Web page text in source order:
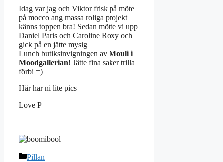
Idag var jag och Viktor frisk på möte
på mocco ang massa roliga projekt
känns toppen bra! Sedan mötte vi upp
Daniel Paris och Caroline Roxy och
gick på en jätte mysig
Lunch butiksinvigningen av Mouli i
Moodgallerian! Jätte fina saker trilla
förbi =)
Här har ni lite pics
Love P
Kategorier
Pillan